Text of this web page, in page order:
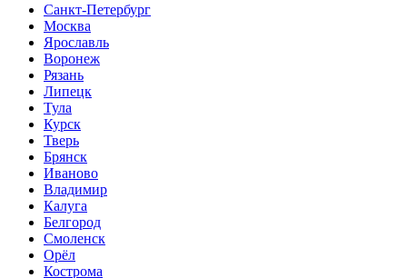
Санкт-Петербург
Москва
Ярославль
Воронеж
Рязань
Липецк
Тула
Курск
Тверь
Брянск
Иваново
Владимир
Калуга
Белгород
Смоленск
Орёл
Кострома